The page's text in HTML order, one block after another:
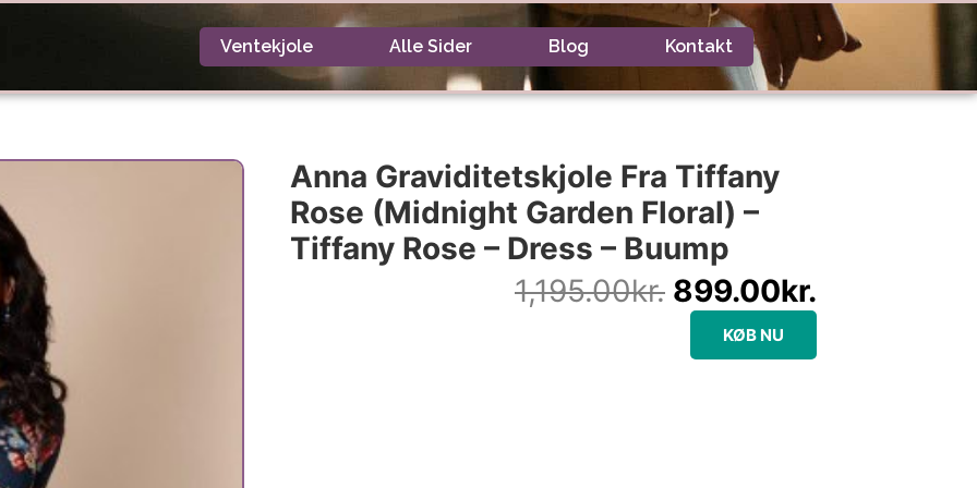
Ventekjole Alle Sider Blog Kontakt
Anna Graviditetskjole Fra Tiffany
Rose (midnight Garden Floral) –
Tiffany Rose – Dress – Buump
1,195.00kr.
oprindelige
pris
var:
1,195.00kr..
899.00kr.
KØB NU